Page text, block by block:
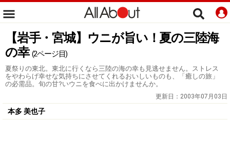
【岩手・宮城】ウニが旨い！夏の三陸海
の幸 (2ページ目)
夏祭りの東北。東北に行くなら三陸の海の幸も見逃せません。ストレス
をやわらげ幸せな気持ちにさせてくれるおいしいものも、「癒しの旅」
の必需品。旬の甘?いウニを食べに出かけませんか。
更新日： 2003年07月03日
本多 美也子